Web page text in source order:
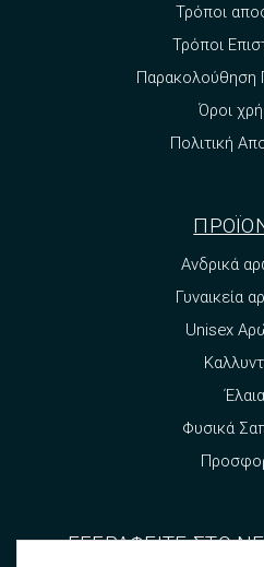
Τρόποι
Τρόποι
Παρακολούθηση
Όροι
Πολιτική
Ανδρικά
Γυναικεία
Unisex
Έλαια
Φυσικά
ΕΓΓΡΑΦΕΙΤΕ ΣΤΟ